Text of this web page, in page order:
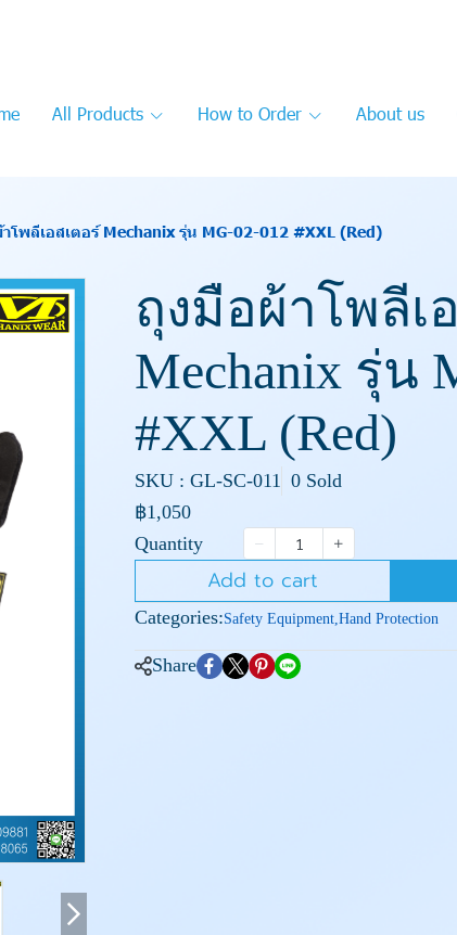
All Products How to Order About us
โพลีเอสเตอร์ Mechanix รุ่น MG-02-012 #XXL (Red)
ถุงมือผ้าโพลีเ
Mechanix รุ่น
#XXL (Red)
SKU : GL-SC-011 0 Sold
฿1,050
Quantity
Add to cart
Categories:Safety Equipment,Hand Protection
Share